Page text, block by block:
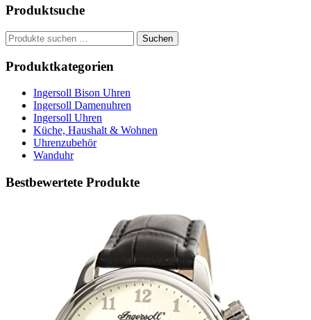
Produktsuche
Suchen
nach:
Suchen
Produktkategorien
Ingersoll Bison Uhren
Ingersoll Damenuhren
Ingersoll Uhren
Küche, Haushalt & Wohnen
Uhrenzubehör
Wanduhr
Bestbewertete Produkte